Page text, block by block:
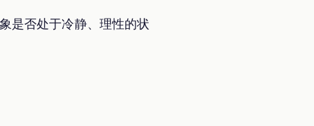
是否处于冷静、理性的状